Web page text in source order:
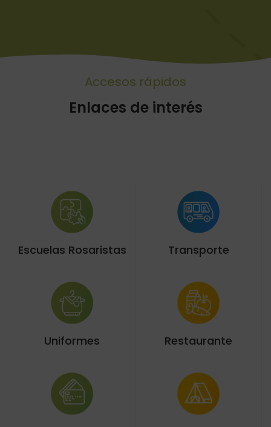
Accesos rápidos
Enlaces de interés
Escuelas Rosaristas Transporte
Uniformes Restaurante